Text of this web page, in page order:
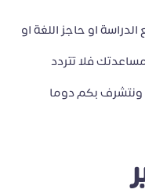
او حاجز اللغة او
فلا تتردد
ونتشرف بكم دوما